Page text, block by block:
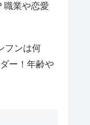
職業や恋愛
フンは何
ー！年齢や